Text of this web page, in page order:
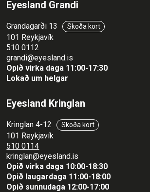
Eyesland Grandi
Grandagarði 13 Skoða kort
101 Reykjavík
510 0112
grandi@eyesland.is
Opið virka daga 11:00-17:30
Lokað um helgar
Eyesland Kringlan
Kringlan 4-12 Skoða kort
101 Reykjavík
510 0114
kringlan@eyesland.is
Opið virka daga 10:00-18:30
Opið laugardaga 11:00-18:00
Opið sunnudaga 12:00-17:00